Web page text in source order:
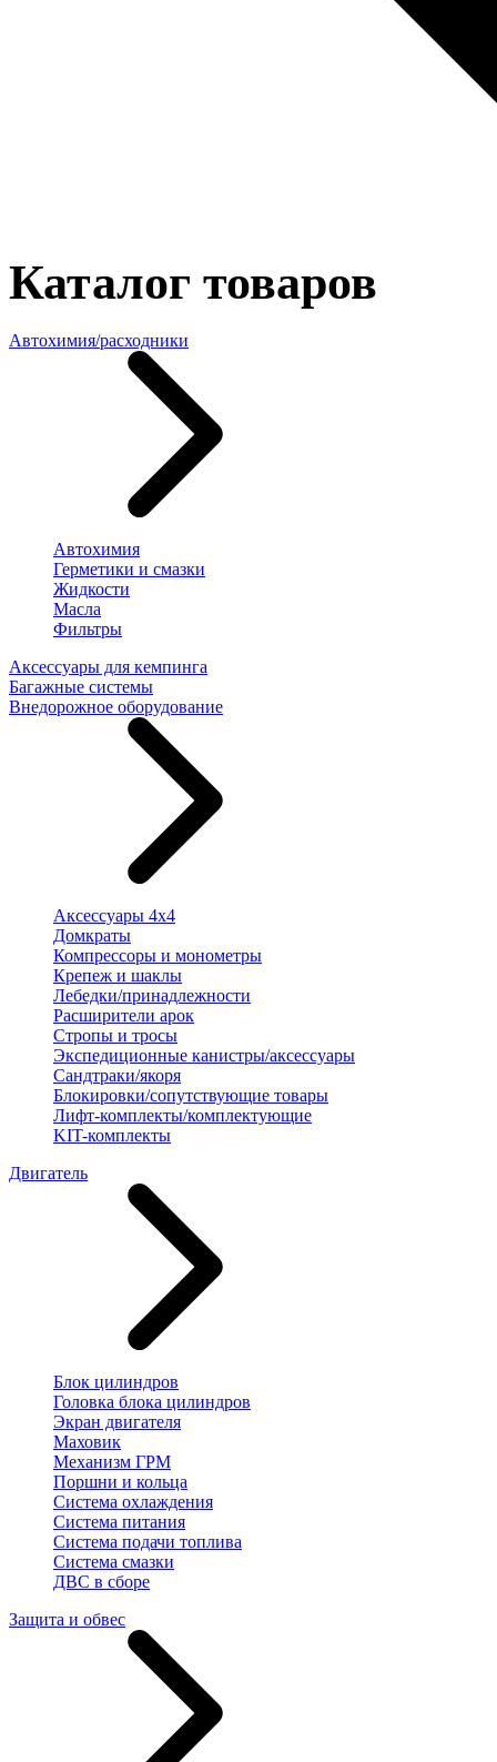
Каталог товаров
Автохимия/расходники
Автохимия
Герметики и смазки
Жидкости
Масла
Фильтры
Аксессуары для кемпинга
Багажные системы
Внедорожное оборудование
Аксессуары 4х4
Домкраты
Компрессоры и монометры
Крепеж и шаклы
Лебедки/принадлежности
Расширители арок
Стропы и тросы
Экспедиционные канистры/аксессуары
Сандтраки/якоря
Блокировки/сопутствующие товары
Лифт-комплекты/комплектующие
KIT-комплекты
Двигатель
Блок цилиндров
Головка блока цилиндров
Экран двигателя
Маховик
Механизм ГРМ
Поршни и кольца
Система охлаждения
Система питания
Система подачи топлива
Система смазки
ДВС в сборе
Защита и обвес